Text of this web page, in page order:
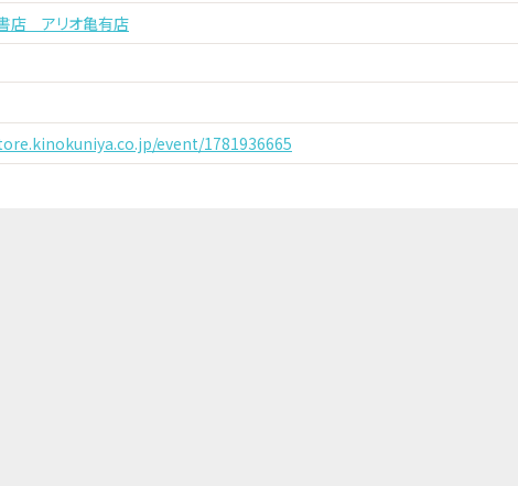
店 アリオ亀有店
event/1781936665